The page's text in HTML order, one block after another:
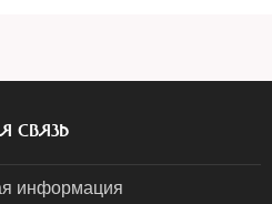
СВЯЗЬ
информация